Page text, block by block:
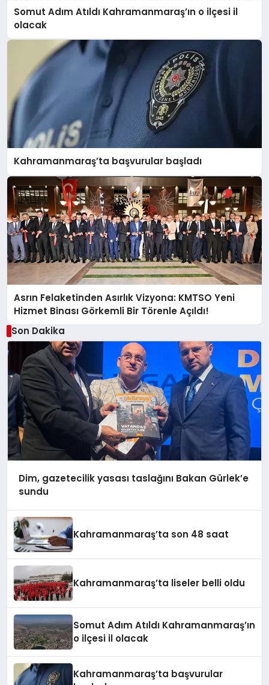
Somut Adım Atıldı Kahramanmaraş’ın o ilçesi il
olacak
Kahramanmaraş’ta başvurular başladı
Asrın Felaketinden Asırlık Vizyona: KMTSO Yeni
Hizmet Binası Görkemli Bir Törenle Açıldı!
Son Dakika
Dim, gazetecilik yasası taslağını Bakan Gürlek’e
sundu
Kahramanmaraş’ta son 48 saat
Kahramanmaraş’ta liseler belli oldu
Somut Adım Atıldı Kahramanmaraş’ın
o ilçesi il olacak
Kahramanmaraş’ta başvurular